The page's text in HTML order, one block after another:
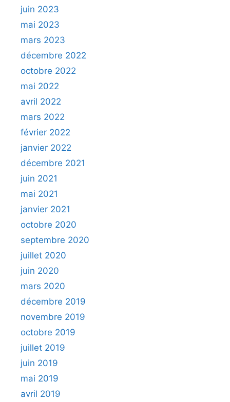
juin 2023
mai 2023
mars 2023
décembre 2022
octobre 2022
mai 2022
avril 2022
mars 2022
février 2022
janvier 2022
décembre 2021
juin 2021
mai 2021
janvier 2021
octobre 2020
septembre 2020
juillet 2020
juin 2020
mars 2020
décembre 2019
novembre 2019
octobre 2019
juillet 2019
juin 2019
mai 2019
avril 2019